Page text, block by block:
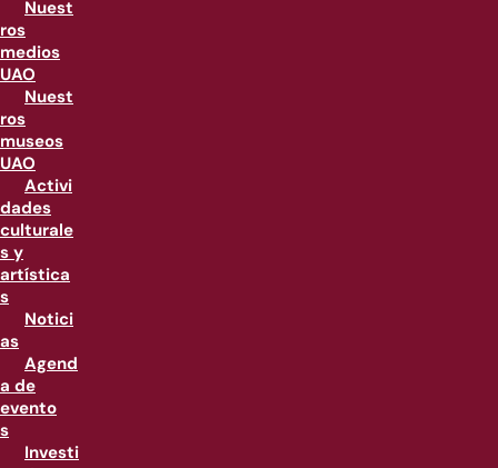
Nuest
ros
medios
UAO
Nuest
ros
museos
UAO
Activi
dades
culturale
s y
artística
s
Notici
as
Agend
a de
evento
s
Investi